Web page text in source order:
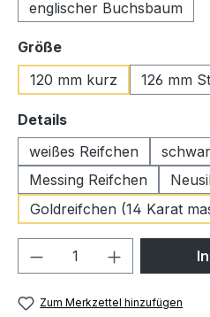
englischer Buchsbaum
Größeauswählen
120 mm kurz
126 mm
Detailsauswählen
weißes Reifchen
Messing Reifchen
Goldreifchen (14 Karat
Produkt Anzahl:
Zum Merkzettel hinzufügen